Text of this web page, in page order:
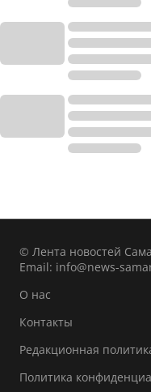
© Лента новостей
Email: info@news-
О нас
Контакты
Редакционная
Политика